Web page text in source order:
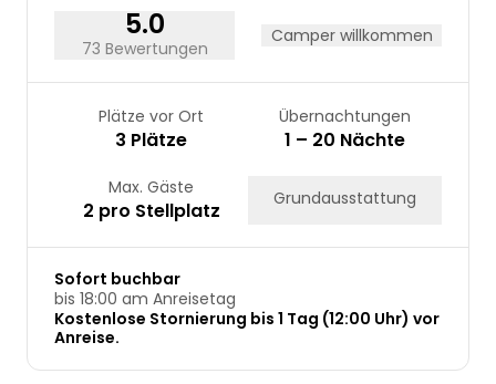
5.0
73 Bewertungen
Camper willkommen
Plätze vor Ort
3 Plätze
Übernachtungen
1 – 20 Nächte
Max. Gäste
2 pro Stellplatz Grundausstattung
Sofort buchbar
bis 18:00 am Anreisetag
Kostenlose Stornierung bis 1 Tag (12:00 Uhr) vor
Anreise.